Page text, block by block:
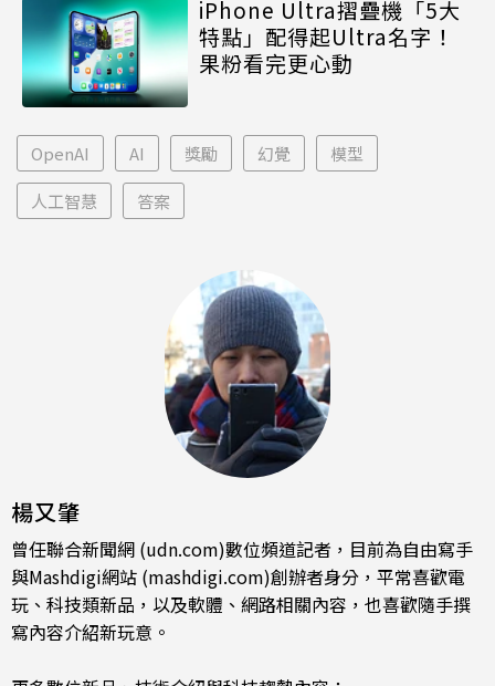
iPhone Ultra摺疊機「5大
特點」配得起Ultra名字！
果粉看完更心動
OpenAI AI 獎勵 幻覺 模型
人工智慧 答案
楊又肇
曾任聯合新聞網 (udn.com)數位頻道記者，目前為自由寫手
與Mashdigi網站 (mashdigi.com)創辦者身分，平常喜歡電
玩、科技類新品，以及軟體、網路相關內容，也喜歡隨手撰
寫內容介紹新玩意。